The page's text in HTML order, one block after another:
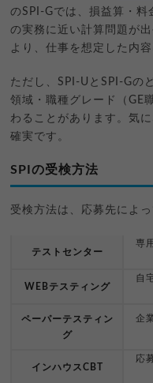
のSPI-Gでは、損益算・料
の実務に近い計算問題が
より、仕事を想定した内
ただし、SPI-UとSPI-Gの
領域・職種グレード（GE
わることがあります。気
確実です。
SPIの受検方法
受検方法は、応募先によ
テストセンター
専
WEBテスティング
自
ペーパーテスティン
グ
企
インハウスCBT
応